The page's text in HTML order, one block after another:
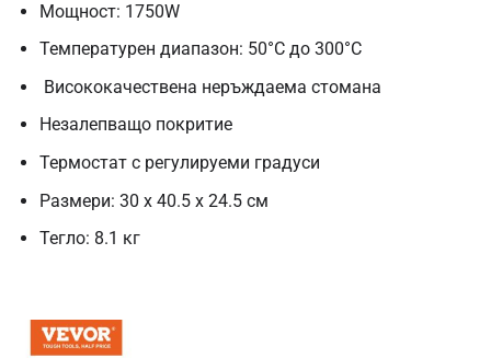
Мощност: 1750W
Температурен диапазон: 50°C до 300°C
Висококачествена неръждаема стомана
Незалепващо покритие
Термостат с регулируеми градуси
Размери: 30 x 40.5 x 24.5 см
Тегло: 8.1 кг